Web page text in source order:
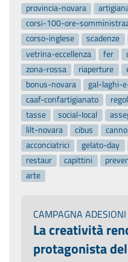
provincia-novara
corsi-100-ore-
corso-inglese
scadenze
vetrina-eccellenza
fer
zona-rossa
riaperture
bonus-novara
gal-laghi-
caaf-confartigianato
tasse
social-local
lilt-novara
cibus
acconciatrici
gelato-day
restaur
capittini
arte
CAMPAGNA
La creatività
protagonista